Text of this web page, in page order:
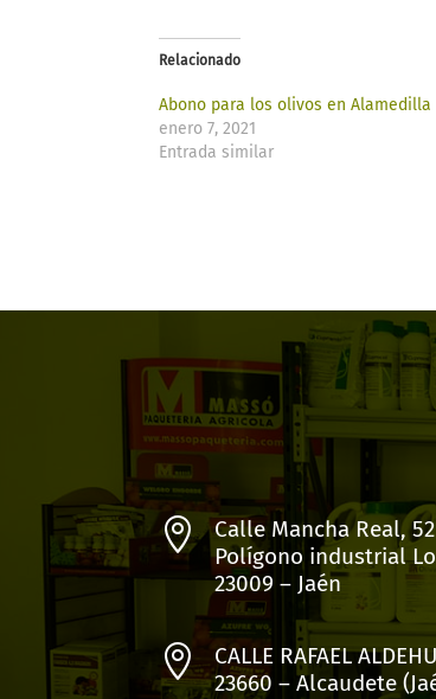
Relacionado
Abono para los olivos en Alamedilla
enero 7, 2021
Entrada similar

Calle Mancha Real, 52
Polígono industrial
23009 – Jaén

CALLE RAFAEL
23660 – Alcaudete